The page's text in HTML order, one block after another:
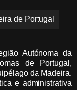
Autónoma da
de Portugal,
da Madeira.
e administrativa